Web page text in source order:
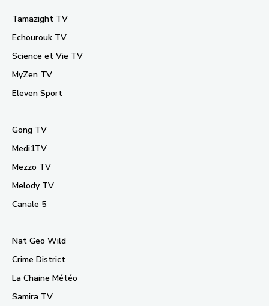
Tamazight TV
Echourouk TV
Science et Vie TV
MyZen TV
Eleven Sport
Gong TV
Medi1TV
Mezzo TV
Melody TV
Canale 5
Nat Geo Wild
Crime District
La Chaine Météo
Samira TV